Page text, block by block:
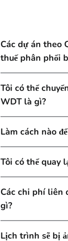
Các dự án theo
thuế phân phối
Tôi có thể
WDT là gì?
Làm cách nào
Tôi có thể quay
Các chi phí liên
gì?
Lịch trình sẽ bị